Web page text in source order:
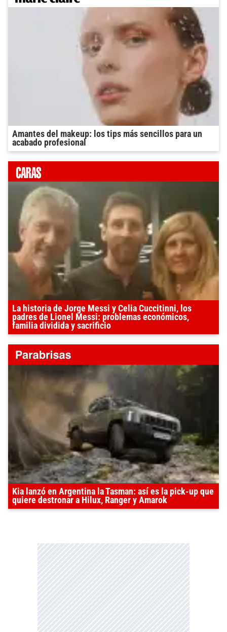
Amantes del makeup: los tips más sencillos para un
acabado profesional
La historia de Jorge Messi y Celia Cuccitinni, los
padres de Lionel Messi: problemas económicos,
familia dividida y sacrificio
Kia lanzó en Argentina la Tasman: así es la pick-up que
quiere destronar a Hilux, Ranger y Amarok